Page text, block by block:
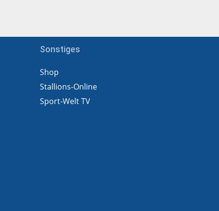
Sonstiges
Shop
Stallions-Online
Sport-Welt TV